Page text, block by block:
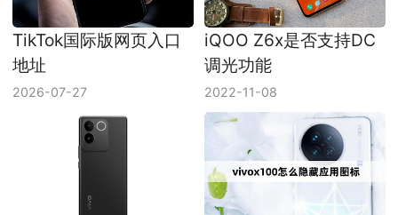
TikTok国际版网页入口
地址
2026-07-27
iQOO Z6x是否支持DC
调光功能
2022-11-08